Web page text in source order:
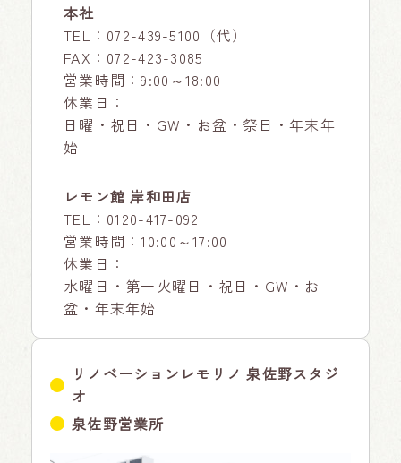
本社
TEL： 072-439-5100 （代）
FAX：072-423-3085
営業時間：9:00～18:00
休業日：
日曜・祝日・GW・お盆・祭日・年末年
始
レモン館 岸和田店
TEL： 0120-417-092
営業時間：10:00～17:00
休業日：
水曜日・第一火曜日・祝日・GW・お
盆・年末年始
リノベーションレモリノ 泉佐野スタジ
オ
泉佐野営業所